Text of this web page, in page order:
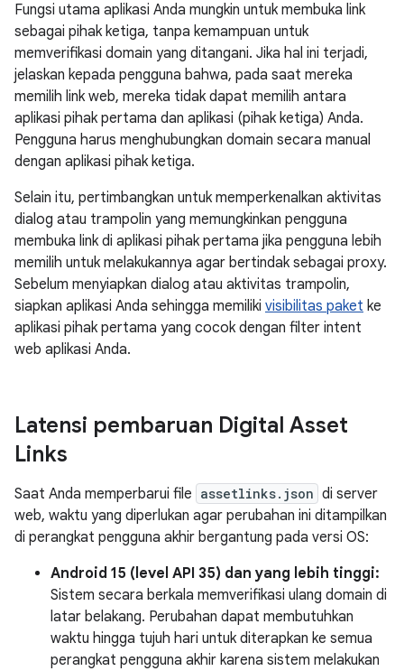
Fungsi utama aplikasi Anda mungkin untuk membuka link
sebagai pihak ketiga, tanpa kemampuan untuk
memverifikasi domain yang ditangani. Jika hal ini terjadi,
jelaskan kepada pengguna bahwa, pada saat mereka
memilih link web, mereka tidak dapat memilih antara
aplikasi pihak pertama dan aplikasi (pihak ketiga) Anda.
Pengguna harus menghubungkan domain secara manual
dengan aplikasi pihak ketiga.
Selain itu, pertimbangkan untuk memperkenalkan aktivitas
dialog atau trampolin yang memungkinkan pengguna
membuka link di aplikasi pihak pertama jika pengguna lebih
memilih untuk melakukannya agar bertindak sebagai proxy.
Sebelum menyiapkan dialog atau aktivitas trampolin,
siapkan aplikasi Anda sehingga memiliki visibilitas paket ke
aplikasi pihak pertama yang cocok dengan filter intent
web aplikasi Anda.
Latensi pembaruan Digital Asset
Links
Saat Anda memperbarui file assetlinks.json di server
web, waktu yang diperlukan agar perubahan ini ditampilkan
di perangkat pengguna akhir bergantung pada versi OS:
Android 15 (level API 35) dan yang lebih tinggi:
Sistem secara berkala memverifikasi ulang domain di
latar belakang. Perubahan dapat membutuhkan
waktu hingga tujuh hari untuk diterapkan ke semua
perangkat pengguna akhir karena sistem melakukan